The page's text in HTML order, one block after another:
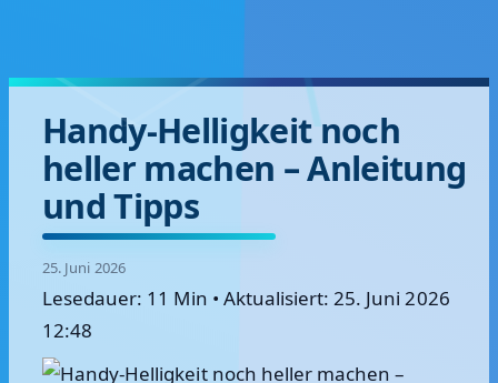
Handy-Helligkeit noch
heller machen – Anleitung
und Tipps
25. Juni 2026
Lesedauer: 11 Min • Aktualisiert: 25. Juni 2026
12:48